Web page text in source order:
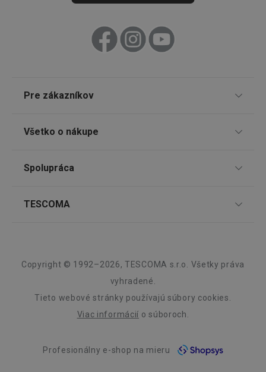
Pre zákazníkov
Zákaznícky servis TESCOMA
Všetko o nákupe
Reklamácie a vrátenie tovaru v eshope
Spolupráca
TESCOMA
Blog
Kontakt
Copyright © 1992–2026, TESCOMA s.r.o. Všetky práva
vyhradené.
Tieto webové stránky používajú súbory cookies.
Viac informácií o súboroch.
Profesionálny e-shop na mieru
Nevyhnutne potrebné súbory cookie umožňujú
používateľa a správa účtu. Webová lokalita sa nedá
správne používať bez nevyhnutne potrebných
súborov cookie.
4 týždne
cjConsent .tescoma.sk 1 rok
udid .tescoma.cz